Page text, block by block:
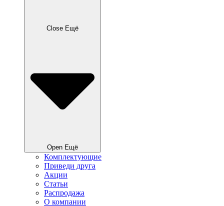
Close Ещё
Open Ещё
Комплектующие
Приведи друга
Акции
Статьи
Распродажа
О компании